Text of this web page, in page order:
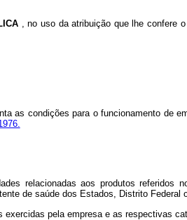
, no uso da atribuição que lhe confere
as condições para o funcionamento de
relacionadas aos produtos referidos
de saúde dos Estados, Distrito
exercidas pela empresa e as respectivas